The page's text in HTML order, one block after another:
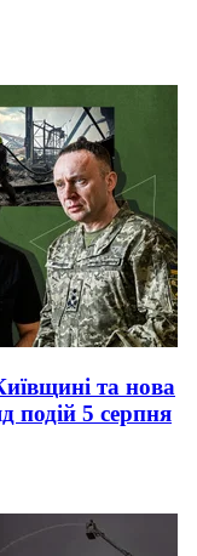
та нова
подій 5 серпня